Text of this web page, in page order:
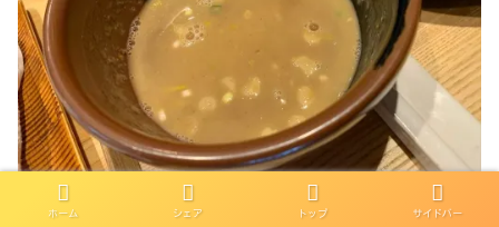
ホーム シェア トップ サイドバー